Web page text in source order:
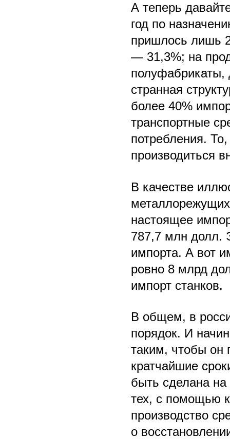
А теперь
год по
пришлось лишь
— 31,3%; на
странная
более 40%
транспортные
потребления.
производиться
В качестве
металлорежущих
настоящее
787,7 млн долл.
импорта. А вот
ровно 8 млрд
импорт станков.
В общем, в
порядок. И
таким, чтобы он
кратчайшие
быть сделана
тех, с помощью
производство
о